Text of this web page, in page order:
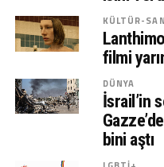
KÜLTÜR-
filmi
DÜNYA
İsrail’in
bini aştı